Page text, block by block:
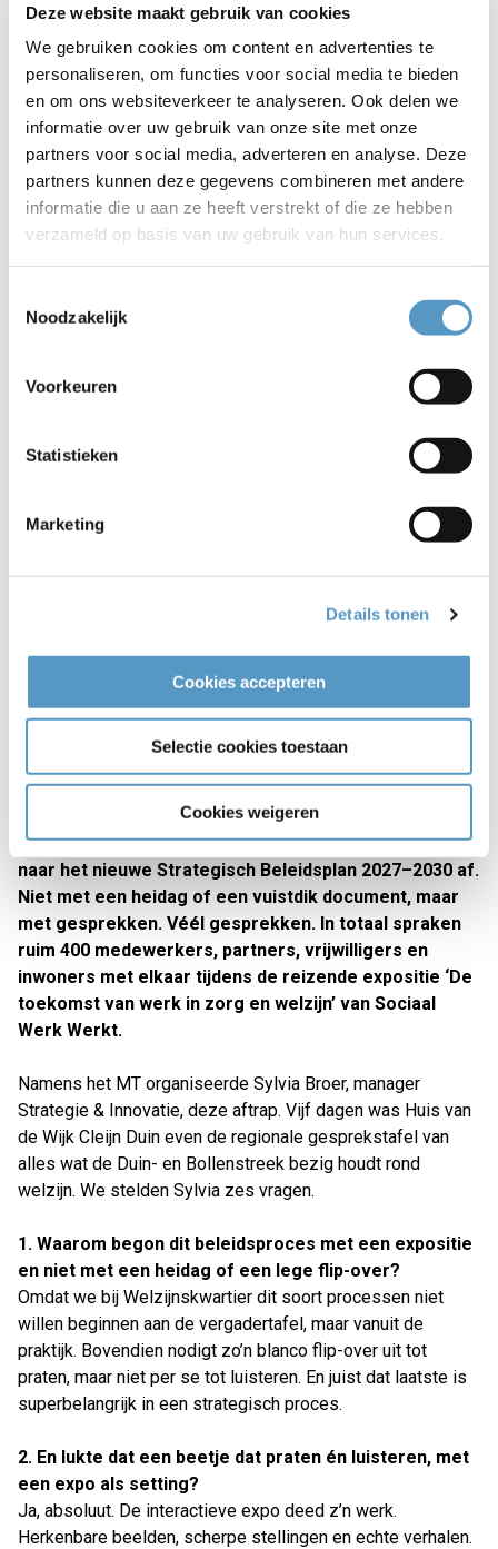
Deze website maakt gebruik van cookies
We gebruiken cookies om content en advertenties te
personaliseren, om functies voor social media te bieden
en om ons websiteverkeer te analyseren. Ook delen we
informatie over uw gebruik van onze site met onze
partners voor social media, adverteren en analyse. Deze
partners kunnen deze gegevens combineren met andere
informatie die u aan ze heeft verstrekt of die ze hebben
verzameld op basis van uw gebruik van hun services.
Noodzakelijk
Voorkeuren
Statistieken
Marketing
Details tonen
Cookies accepteren
Selectie cookies toestaan
Cookies weigeren
De eerste stap naar ons nieuwe
Strategische Beleidsplan 2027-2030
Eind vorig jaar trapte Welzijnskwartier het werkproces
naar het nieuwe Strategisch Beleidsplan 2027–2030 af.
Niet met een heidag of een vuistdik document, maar
met gesprekken. Véél gesprekken. In totaal spraken
ruim 400 medewerkers, partners, vrijwilligers en
inwoners met elkaar tijdens de reizende expositie ‘De
toekomst van werk in zorg en welzijn’ van Sociaal
Werk Werkt.
Namens het MT organiseerde Sylvia Broer, manager
Strategie & Innovatie, deze aftrap. Vijf dagen was Huis van
de Wijk Cleijn Duin even de regionale gesprekstafel van
alles wat de Duin- en Bollenstreek bezig houdt rond
welzijn. We stelden Sylvia zes vragen.
1. Waarom begon dit beleidsproces met een expositie
en niet met een heidag of een lege flip-over?
Omdat we bij Welzijnskwartier dit soort processen niet
willen beginnen aan de vergadertafel, maar vanuit de
praktijk. Bovendien nodigt zo’n blanco flip-over uit tot
praten, maar niet per se tot luisteren. En juist dat laatste is
superbelangrijk in een strategisch proces.
2. En lukte dat een beetje dat praten én luisteren, met
een expo als setting?
Ja, absoluut. De interactieve expo deed z’n werk.
Herkenbare beelden, scherpe stellingen en echte verhalen.
om deze video te
Welzijnskwartier